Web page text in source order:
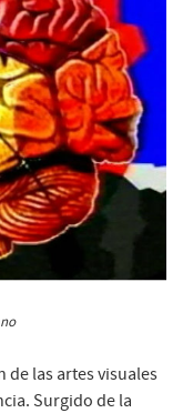
de las artes visuales
Surgido de la